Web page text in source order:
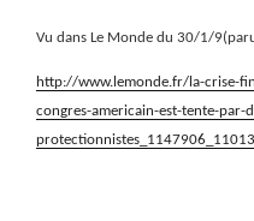
Vu dans Le Monde du 30/1/
http://www.lemonde.fr/la-crise-
congres-americain-est-tente-par-